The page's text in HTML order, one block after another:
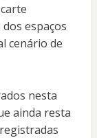
espaços
cenário de
nesta
ainda resta